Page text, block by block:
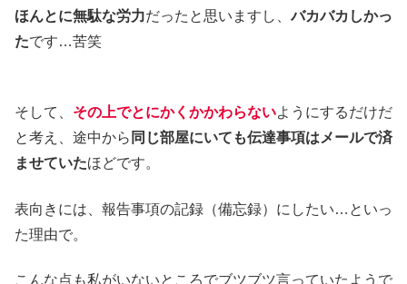
ほんとに無駄な労力だったと思いますし、バカバカしかっ
たです…苦笑
そして、 その上でとにかくかかわらないようにするだけだ
と考え、途中から 同じ部屋にいても伝達事項はメールで済
ませていたほどです。
表向きには、報告事項の記録（備忘録）にしたい…といっ
た理由で。
こんな点も私がいないところでブツブツ言っていたようで